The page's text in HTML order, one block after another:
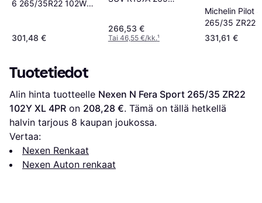
6 265/35R22 102W
301,48 €
266,53 €
Tai 46,55 €/kk.¹
Michelin Pilot
265/35 ZR22
331,61 €
Tuotetiedot
Alin hinta tuotteelle Nexen N Fera Sport 265/35 ZR22
102Y XL 4PR on 208,28 €. Tämä on tällä hetkellä
halvin tarjous 8 kaupan joukossa.
Vertaa:
Nexen Renkaat
Nexen Auton renkaat